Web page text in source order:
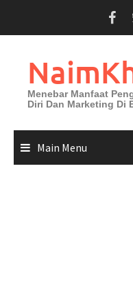
Menebar Manfaat
Diri Dan Marketing Di
Main Menu